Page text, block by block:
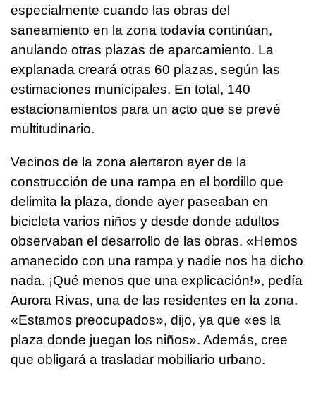
especialmente cuando las obras del
saneamiento en la zona todavía continúan,
anulando otras plazas de aparcamiento. La
explanada creará otras 60 plazas, según las
estimaciones municipales. En total, 140
estacionamientos para un acto que se prevé
multitudinario.
Vecinos de la zona alertaron ayer de la
construcción de una rampa en el bordillo que
delimita la plaza, donde ayer paseaban en
bicicleta varios niños y desde donde adultos
observaban el desarrollo de las obras. «Hemos
amanecido con una rampa y nadie nos ha dicho
nada. ¡Qué menos que una explicación!», pedía
Aurora Rivas, una de las residentes en la zona.
«Estamos preocupados», dijo, ya que «es la
plaza donde juegan los niños». Además, cree
que obligará a trasladar mobiliario urbano.